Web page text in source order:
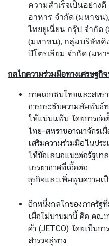
ท
ย
ห
ช
อ
ณ
จั
ร
ค
ความสำเร็จเป็นอย่า
อาหาร จำกัด (มหาชน),
ไทยยูเนี่ยน กรุ๊ป จำกัด
(มหาชน), กลุ่มบริษัทคิ
ปิโตรเลียม จำกัด (มห
กลไกความร่วมมือทางเศรษฐกิ
ภาคเอกชนไทยและสหร
การกระชับความสัมพันธ์ท
ให้แน่นแฟ้น โดยการก่อ
ไทย-สหราชอาณาจักรเ
เสริมความร่วมมือในปร
ให้ข้อเสนอแนะต่อรัฐบา
บรรยากาศที่เอื้อต่อ
ธุรกิจและเพิ่มพูนความเ
อีกหนึ่งกลไกของภาครัฐ
เมื่อไม่นานมานี้ คือ คณะ
ค้า (JETCO) โดยเป็นก
สำรวจลู่ทาง